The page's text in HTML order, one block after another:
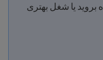
بروید یا شغل بهتری